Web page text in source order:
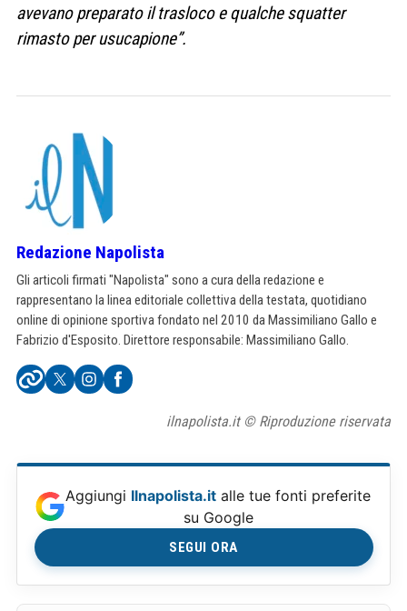
avevano preparato il trasloco e qualche squatter
rimasto per usucapione”.
Redazione Napolista
Gli articoli firmati "Napolista" sono a cura della redazione e
rappresentano la linea editoriale collettiva della testata, quotidiano
online di opinione sportiva fondato nel 2010 da Massimiliano Gallo e
Fabrizio d'Esposito. Direttore responsabile: Massimiliano Gallo.
ilnapolista.it © Riproduzione riservata
Aggiungi Ilnapolista.it alle tue fonti preferite
su Google
SEGUI ORA